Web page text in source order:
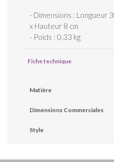
- Dimensions : Longueur
x Hauteur 8 cm
- Poids : 0,33 kg
Fiche technique
Matière
Dimensions Commerciales
Style